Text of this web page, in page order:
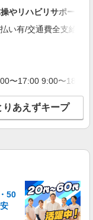
払い・日払い・週払いOK
STAFF＊経験不問
やリハビリサポート等
い有/交通費全支給(ガ
〜17:00 9:00〜
りあえずキープ
50